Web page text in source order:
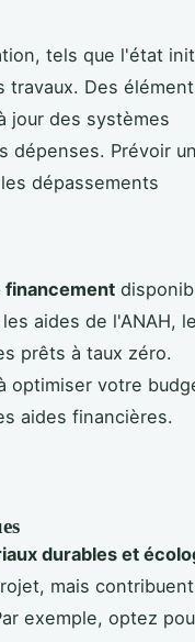
tels que l'état
travaux. Des
jour des systèmes
dépenses. Prévoir
dépassements
financement
aides de l'ANAH,
prêts à taux zéro.
optimiser votre
aides financières.
durables et
mais contribuent
exemple, optez